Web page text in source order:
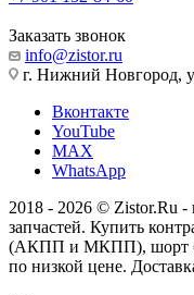
Заказать звонок
info@zistor.ru
г. Нижний Новгород,
Вконтакте
YouTube
MAX
WhatsApp
2018 - 2026 © Zistor.Ru -
запчастей. Купить
(АКПП и МКПП), шорт
по низкой цене.